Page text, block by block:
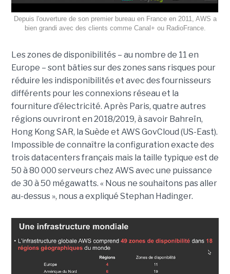
Depuis l'ouverture de son premier bureau en France en 2011, AWS a
bien grandi avec des clients comme Canal+ ou RadioFrance.
Les zones de disponibilités – au nombre de 11 en
Europe – sont bâties sur des zones sans risques pour
réduire les indisponibilités et avec des fournisseurs
différents pour les connexions réseau et la
fourniture d’électricité. Après Paris, quatre autres
régions ouvriront en 2018/2019, à savoir Bahreïn,
Hong Kong SAR, la Suède et AWS GovCloud (US-East).
Impossible de connaître la configuration exacte des
trois datacenters français mais la taille typique est de
50 à 80 000 serveurs chez AWS avec une puissance
de 30 à 50 mégawatts. « Nous ne souhaitons pas aller
au-dessus », nous a expliqué Stephan Hadinger.